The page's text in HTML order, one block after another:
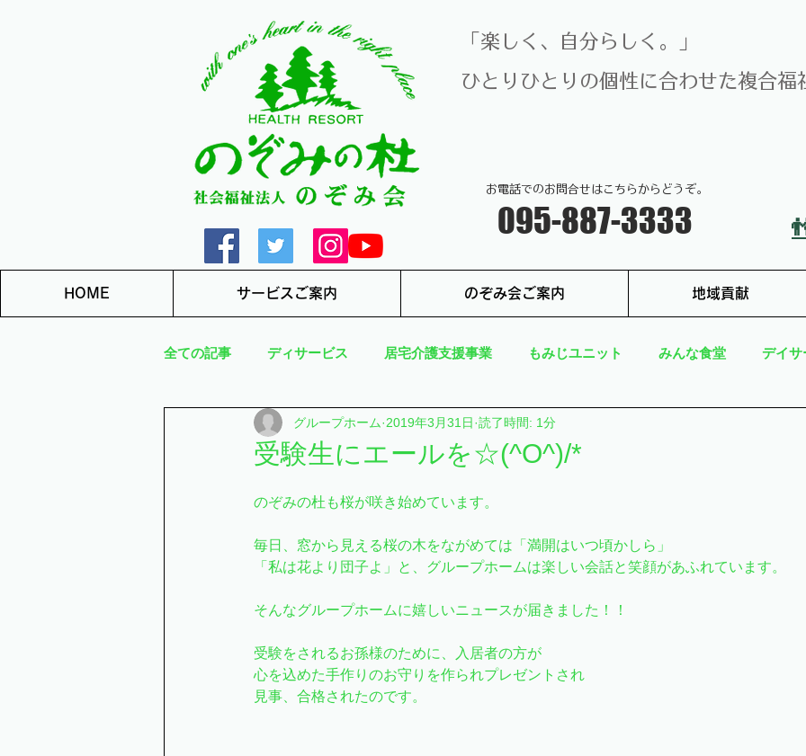
​「楽しく、自分らしく。」
ひとりひとりの個性に合わせた複合福
​095-887-3333
お電話でのお問合せはこちらからどうぞ。
HOME サービスご案内 のぞみ会ご案内 地域貢献
全ての記事 ディサービス 居宅介護支援事業 もみじユニット みんな食堂 デイサ
さくらユニット かえでユニット スマイルキッチン
けやきユニット みずきユニット ショートスティ
特別養護老人ホーム 元気の湧 カテゴリー 1 カテゴリー 2 のぞみの杜
受験生にエールを☆(^O^)/*
グループホーム 2019年3月31日 読了時間: 1分
のぞみの杜も桜が咲き始めています。
毎日、窓から見える桜の木をながめては「満開はいつ頃かしら」
「私は花より団子よ」と、グループホームは楽しい会話と笑顔があふれています。
そんなグループホームに嬉しいニュースが届きました！！
受験をされるお孫様のために、入居者の方が
心を込めた手作りのお守りを作られプレゼントされ
見事、合格されたのです。